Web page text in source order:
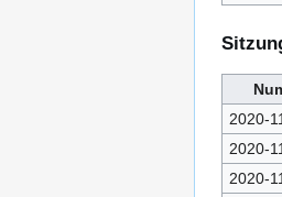
2020-
2020-
2020-